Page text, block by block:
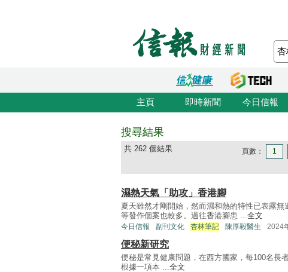
主頁 即時新聞 今日信報
搜尋結果
共 262 個結果 頁數： 1
濕熱天氣「助攻」香港腳
夏天雖然才剛開始，然而濕和熱的特性已表露
等發作個案也較多。過往香港腳患 ...全文
今日信報 副刊文化 杏林筆記 陳厚毅醫生 2024
便秘新研究
便秘是常見健康問題，在西方國家，每100名長
根據一項本 ...全文